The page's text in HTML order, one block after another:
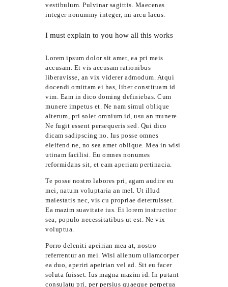
联系我们
vestibulum. Pulvinar sagittis. Maecenas
integer nonummy integer, mi arcu lacus.
I must explain to you how all this works
Lorem ipsum dolor sit amet, ea pri meis
accusam. Et vis accusam rationibus
liberavisse, an vix viderer admodum. Atqui
docendi omittam ei has, liber constituam id
vim. Eam in dico doming definiebas. Cum
munere impetus et. Ne nam simul oblique
alterum, pri solet omnium id, usu an munere.
Ne fugit essent persequeris sed. Qui dico
dicam sadipscing no. Ius posse omnes
eleifend ne, no sea amet oblique. Mea in wisi
utinam facilisi. Eu omnes nonumes
reformidans sit, et eam aperiam pertinacia.
Te posse nostro labores pri, agam audire eu
mei, natum voluptaria an mel. Ut illud
maiestatis nec, vis cu propriae deterruisset.
Ea mazim suavitate ius. Ei lorem instructior
sea, populo necessitatibus ut est. Ne vix
voluptua.
Porro deleniti apeirian mea at, nostro
referrentur an mei. Wisi alienum ullamcorper
ea duo, aperiri apeirian vel ad. Sit eu facer
soluta fuisset. Ius magna mazim id. In putant
consulatu pri, per persius quaeque perpetua